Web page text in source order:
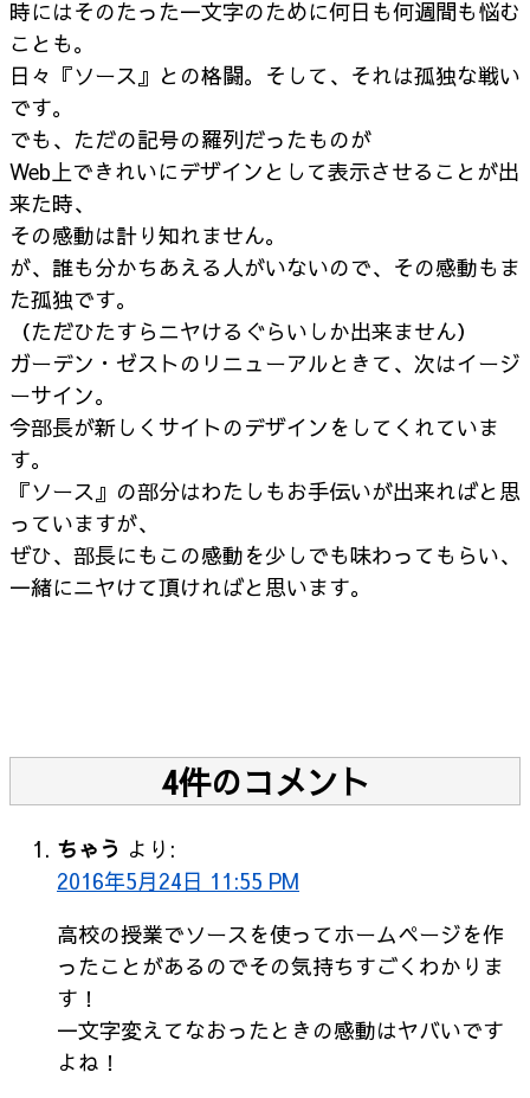
時にはそのたった一文字のために何日も何週間も悩む
ことも。
日々『ソース』との格闘。そして、それは孤独な戦い
です。
でも、ただの記号の羅列だったものが
Web上できれいにデザインとして表示させることが出
来た時、
その感動は計り知れません。
が、誰も分かちあえる人がいないので、その感動もま
た孤独です。
（ただひたすらニヤけるぐらいしか出来ません）
ガーデン・ゼストのリニューアルときて、次はイージ
ーサイン。
今部長が新しくサイトのデザインをしてくれていま
す。
『ソース』の部分はわたしもお手伝いが出来ればと思
っていますが、
ぜひ、部長にもこの感動を少しでも味わってもらい、
一緒にニヤけて頂ければと思います。
4件のコメント
ちゃう より:
2016年5月24日 11:55 PM
高校の授業でソースを使ってホームページを作
ったことがあるのでその気持ちすごくわかりま
す！
一文字変えてなおったときの感動はヤバいです
よね！